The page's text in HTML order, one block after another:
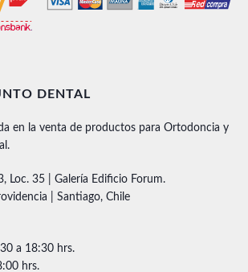
DENTAL
en la venta de productos para Ortodoncia y
Loc. 35 | Galería Edificio Forum.
| Santiago, Chile
a 18:30 hrs.
hrs.